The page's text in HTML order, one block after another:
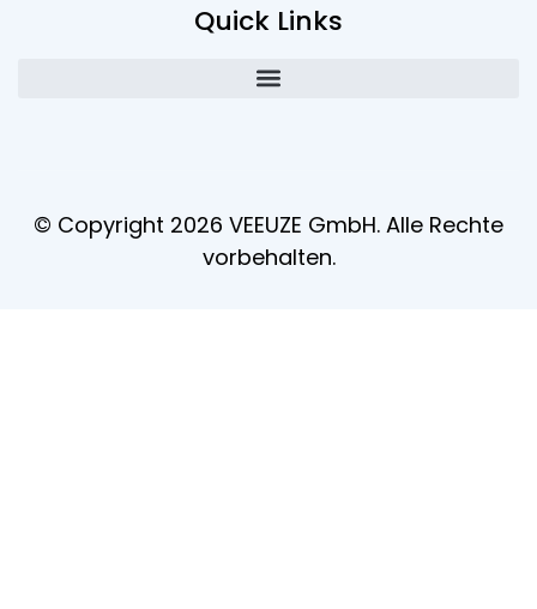
Quick Links
© Copyright 2026 VEEUZE GmbH. Alle Rechte
vorbehalten.